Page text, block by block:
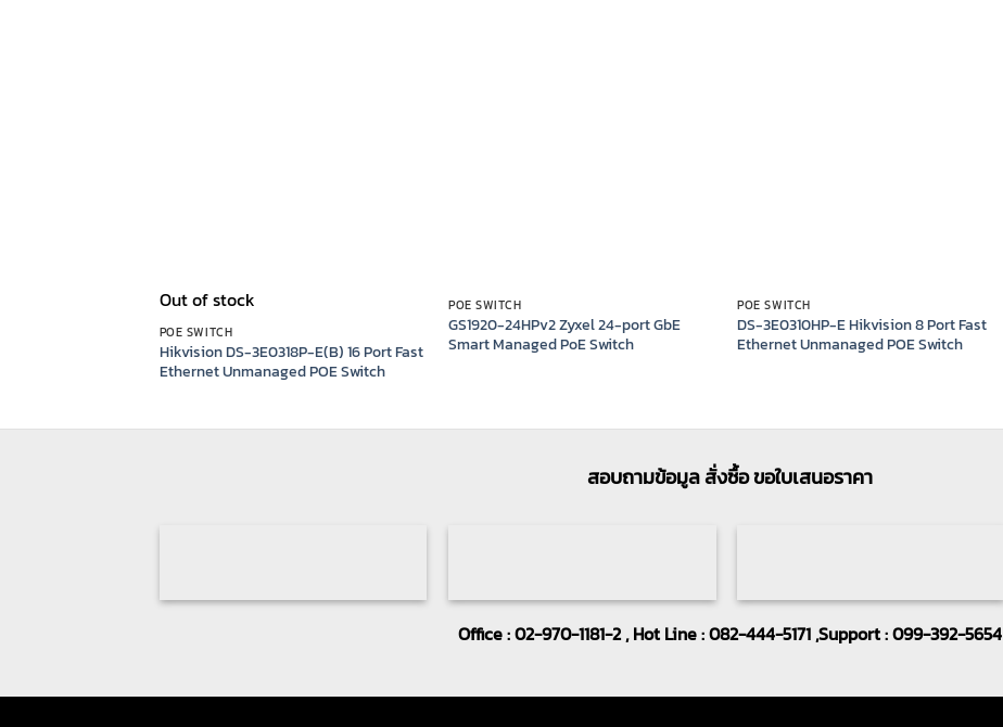
Out of stock
POE SWITCH
Hikvision DS-3E0318P-E(B) 16 Port Fast
Ethernet Unmanaged POE Switch
POE SWITCH
GS1920-24HPv2 Zyxel 24-port GbE
Smart Managed PoE Switch
POE SWITCH
DS-3E0310HP-E Hikvision 8 Port Fast
Ethernet Unmanaged POE Switch
สอบถามข้อมูล สั่งซื้อ ขอใบเสนอราคา
Office : 02-970-1181-2 , Hot Line : 082-444-5171 ,Support : 099-392-5654